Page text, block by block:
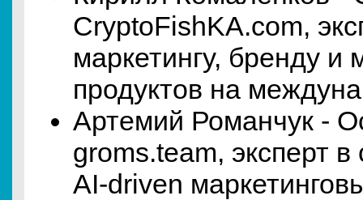
CryptoFishKA.com,
маркетингу, бренду
продуктов на
Артемий Романчук -
groms.team, эксперт
AI-driven